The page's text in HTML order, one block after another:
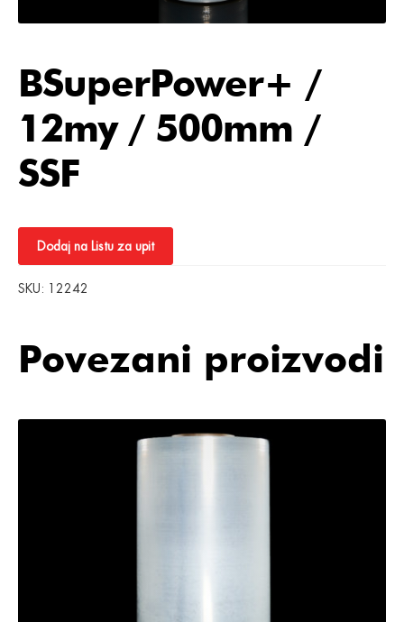
BSuperPower+ /
12my / 500mm /
SSF
Dodaj na Listu za upit
SKU: 12242
Povezani proizvodi